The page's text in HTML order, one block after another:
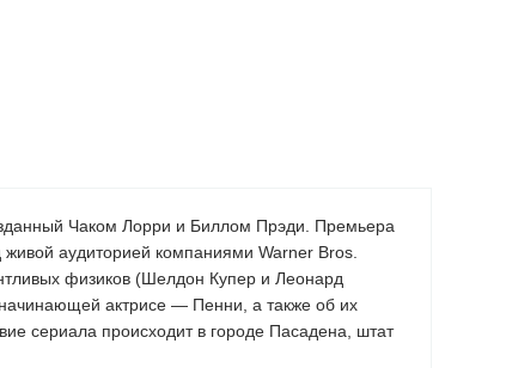
Чаком Лорри и Биллом Прэди. Премьера
аудиторией компаниями Warner Bros.
физиков (Шелдон Купер и Леонард
актрисе — Пенни, а также об их
сериала происходит в городе Пасадена, штат